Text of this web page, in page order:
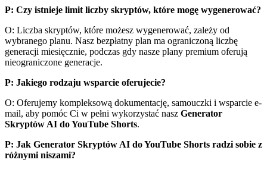
P: Czy istnieje limit liczby skryptów, które mogę wygenerować?
O: Liczba skryptów, które możesz wygenerować, zależy od
wybranego planu. Nasz bezpłatny plan ma ograniczoną liczbę
generacji miesięcznie, podczas gdy nasze plany premium oferują
nieograniczone generacje.
P: Jakiego rodzaju wsparcie oferujecie?
O: Oferujemy kompleksową dokumentację, samouczki i wsparcie e-
mail, aby pomóc Ci w pełni wykorzystać nasz Generator
Skryptów AI do YouTube Shorts.
P: Jak Generator Skryptów AI do YouTube Shorts radzi sobie z
różnymi niszami?